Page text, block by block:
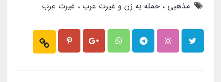
مذهبی
حمله به زن و غیرت عرب غیرت عرب